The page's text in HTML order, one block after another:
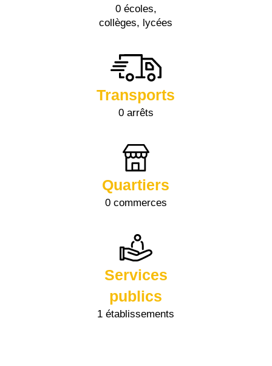
0 écoles,
collèges, lycées
Transports
0 arrêts
Quartiers
0 commerces
Services
publics
1 établissements